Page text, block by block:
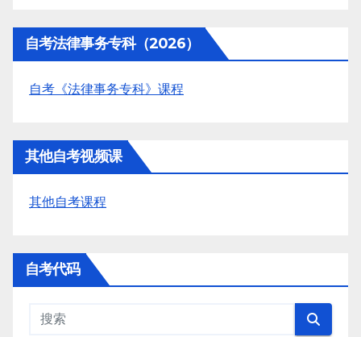
自考法律事务专科（2026）
自考《法律事务专科》课程
其他自考视频课
其他自考课程
自考代码